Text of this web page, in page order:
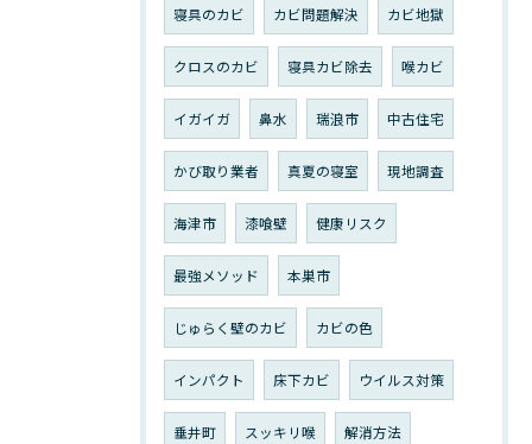
寝具のカビ カビ問題解決 カビ地獄
クロスのカビ 寝具カビ除去 喉カビ
イガイガ 鼻水 瑞浪市 中古住宅
かび取り業者 真夏の寝室 現地調査
海津市 漆喰壁 健康リスク
最強メソッド 本巣市
じゅらく壁のカビ カビの色
インパクト 床下カビ ウイルス対策
垂井町 スッキリ喉 解消方法